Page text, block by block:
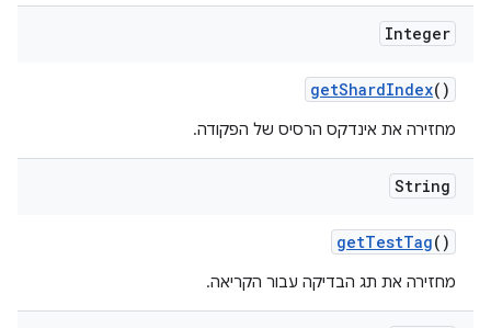
Integer
getShardIndex()
מחזירה את אינדקס הרסיס של הפקודה.
String
getTestTag()
מחזירה את תג הבדיקה עבור הקריאה.